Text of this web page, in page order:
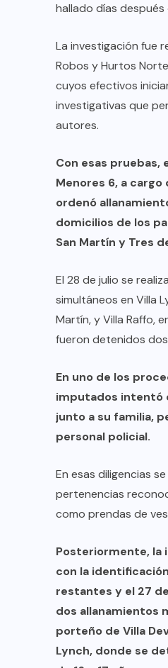
hallado días
La investigación fue
Robos y Hurtos
cuyos efectivos
investigativas que
autores.
Con esas pruebas,
Menores 6, a
ordenó
domicilios de los
San Martín y Tres
El 28 de julio se
simultáneos en Villa
Martín, y Villa Raffo,
fueron detenidos
En uno de los
imputados intentó
junto a su familia,
personal policial.
En esas diligencias
pertenencias
como prendas de
Posteriormente, la
con la
restantes y el 27
dos allanamientos
porteño de Villa
Lynch, donde se